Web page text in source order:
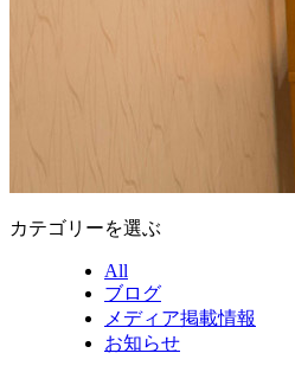
カテゴリーを選ぶ
All
ブログ
メディア掲載情報
お知らせ